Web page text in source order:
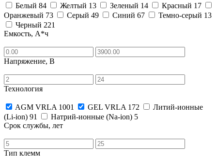
Белый 84 Желтый 13 Зеленый 14 Красный 17
Оранжевый 73 Серый 49 Синий 67 Темно-серый 13
Черный 221
Емкость, А*ч
Напряжение, В
Технология
AGM VRLA 1001 GEL VRLA 172
Литий-ионные
(Li-ion) 91 Натрий-ионные (Na-ion) 5
Срок службы, лет
Тип клемм